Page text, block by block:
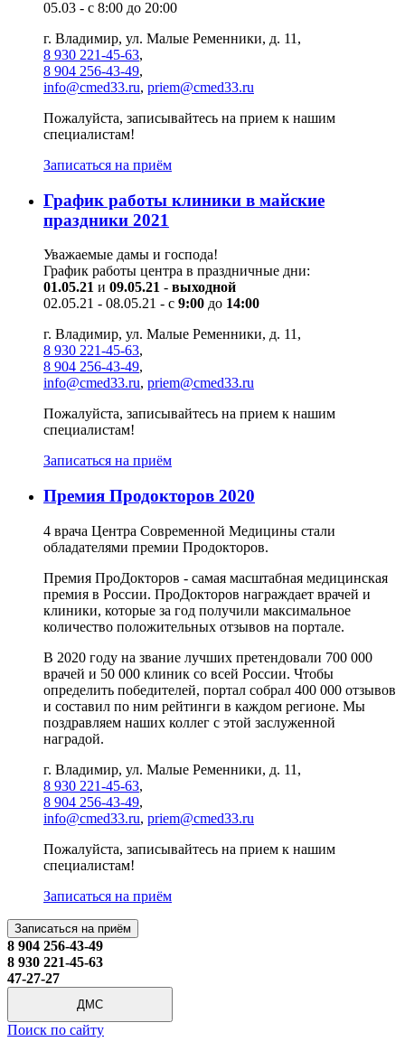
05.03 - с 8:00 до 20:00
г. Владимир, ул. Малые Ременники, д. 11,
8 930 221-45-63,
8 904 256-43-49,
info@cmed33.ru, priem@cmed33.ru
Пожалуйста, записывайтесь на прием к нашим
специалистам!
Записаться на приём
График работы клиники в майские
праздники 2021
Уважаемые дамы и господа!
График работы центра в праздничные дни:
01.05.21 и 09.05.21 - выходной
02.05.21 - 08.05.21 - с 9:00 до 14:00
г. Владимир, ул. Малые Ременники, д. 11,
8 930 221-45-63,
8 904 256-43-49,
info@cmed33.ru, priem@cmed33.ru
Пожалуйста, записывайтесь на прием к нашим
специалистам!
Записаться на приём
Премия Продокторов 2020
4 врача Центра Современной Медицины стали
обладателями премии Продокторов.
Премия ПроДокторов - самая масштабная медицинская
премия в России. ПроДокторов награждает врачей и
клиники, которые за год получили максимальное
количество положительных отзывов на портале.
В 2020 году на звание лучших претендовали 700 000
врачей и 50 000 клиник со всей России. Чтобы
определить победителей, портал собрал 400 000 отзывов
и составил по ним рейтинги в каждом регионе. Мы
поздравляем наших коллег с этой заслуженной
наградой.
г. Владимир, ул. Малые Ременники, д. 11,
8 930 221-45-63,
8 904 256-43-49,
info@cmed33.ru, priem@cmed33.ru
Пожалуйста, записывайтесь на прием к нашим
специалистам!
Записаться на приём
Записаться на приём
8 904 256-43-49
8 930 221-45-63
47-27-27
ДМС
Поиск по сайту